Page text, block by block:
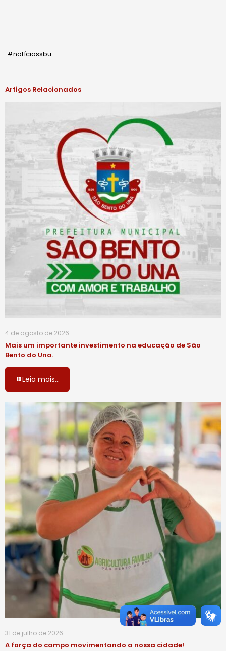
#notíciassbu
Artigos Relacionados
4 de agosto de 2026
Mais um importante investimento na educação de São
Bento do Una.
Leia mais...
31 de julho de 2026
A força do campo movimentando a nossa cidade!